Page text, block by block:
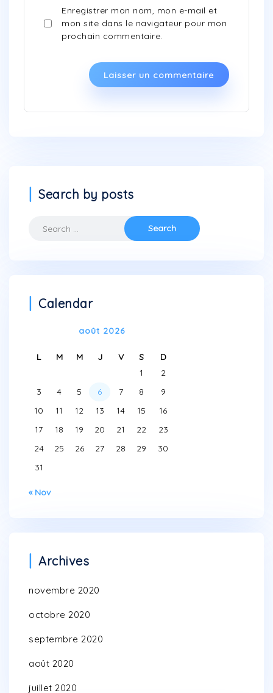
Enregistrer mon nom, mon e-mail et
mon site dans le navigateur pour mon
prochain commentaire.
Search by posts
Calendar
août 2026
L M M J V S
D
1
2
3
4 5 6 7 8
9
10
11 12 13 14 15
16
17
18 19 20 21 22
23
24
25 26 27 28 29
30
31
« Nov
Archives
novembre 2020
octobre 2020
septembre 2020
août 2020
juillet 2020